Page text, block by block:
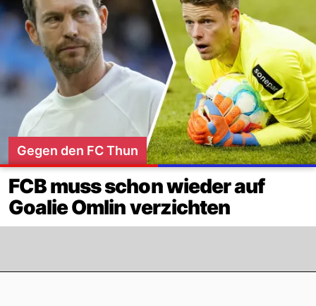
Gegen den FC Thun
FCB muss schon wieder auf
Goalie Omlin verzichten